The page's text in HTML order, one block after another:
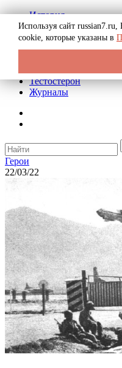
История
Биография
Криминал
Реклама на сайте
Тестостерон
Журналы
Герои
22/03/22
Используя сайт
cookie, которые указаны в